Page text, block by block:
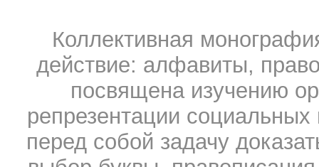
Коллективная
действие: алфавиты,
посвящена изучению
репрезентации
перед собой задачу